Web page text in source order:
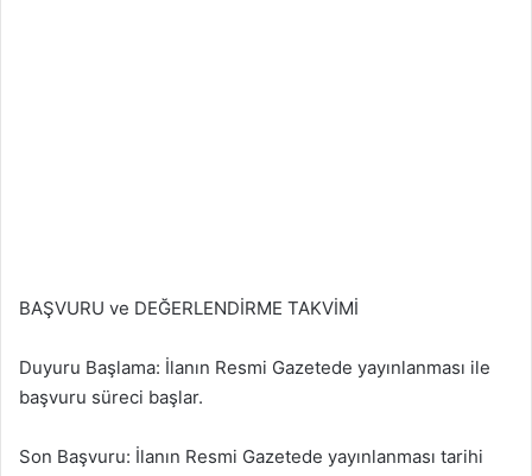
BAŞVURU ve DEĞERLENDİRME TAKVİMİ
Duyuru Başlama: İlanın Resmi Gazetede yayınlanması ile
başvuru süreci başlar.
Son Başvuru: İlanın Resmi Gazetede yayınlanması tarihi